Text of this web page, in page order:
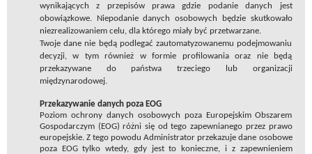
wynikających z przepisów prawa gdzie podanie danych jest
obowiązkowe. Niepodanie danych osobowych będzie skutkowało
niezrealizowaniem celu,dla którego miały być przetwarzane.
Twoje dane nie będą podlegać zautomatyzowanemu podejmowaniu
decyzji, w tym również w formie profilowania oraz nie będą
przekazywane do państwa trzeciego lub organizacji
międzynarodowej.
Przekazywanie danych poza EOG
Poziom ochrony danych osobowych poza Europejskim Obszarem
Gospodarczym (EOG) różni się od tego zapewnianego przez prawo
europejskie. Z tego powodu Administrator przekazuje dane osobowe
poza EOG tylko wtedy, gdy jest to konieczne, i z zapewnieniem